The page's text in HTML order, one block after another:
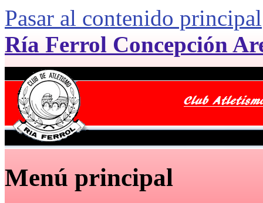
Pasar al contenido principal
Ría Ferrol Concepción
Menú principal